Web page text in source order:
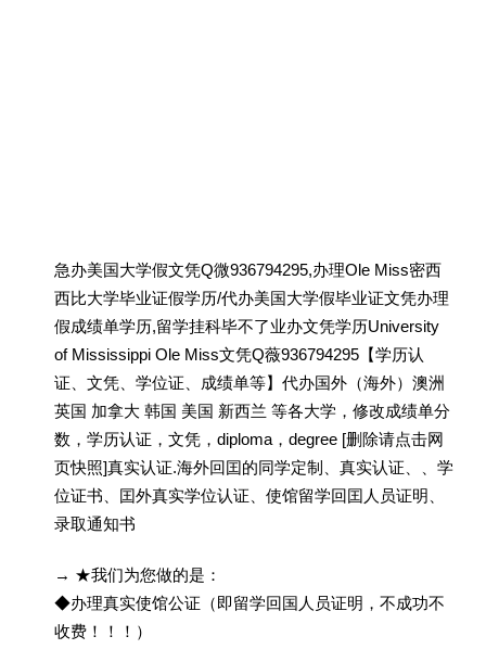
急办美国大学假文凭Q微936794295,办理Ole Miss密西
西比大学毕业证假学历/代办美国大学假毕业证文凭办理
假成绩单学历,留学挂科毕不了业办文凭学历University
of Mississippi Ole Miss文凭Q薇936794295【学历认
证、文凭、学位证、成绩单等】代办国外（海外）澳洲
英国 加拿大 韩国 美国 新西兰 等各大学，修改成绩单分
数，学历认证，文凭，diploma，degree [删除请点击网
页快照]真实认证.海外回囯的同学定制、真实认证、、学
位证书、囯外真实学位认证、使馆留学回囯人员证明、
录取通知书
→ ★我们为您做的是：
◆办理真实使馆公证（即留学回国人员证明，不成功不
收费！！！）